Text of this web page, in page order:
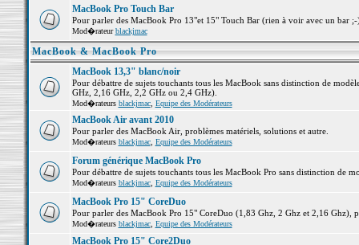
MacBook Pro Touch Bar
Pour parler des MacBook Pro 13"et 15" Touch Bar (rien à voir avec un bar
Mod�rateurblackjmac
MacBook & MacBook Pro
MacBook 13,3" blanc/noir
Pour débattre de sujets touchants tous les MacBook sans distinction de
GHz, 2,16 GHz, 2,2 GHz ou 2,4 GHz).
Mod�rateurs blackjmac, Equipe des Modérateurs
MacBook Air avant 2010
Pour parler des MacBook Air, problèmes matériels, solutions et autre.
Mod�rateurs blackjmac, Equipe des Modérateurs
Forum générique MacBook Pro
Pour débattre de sujets touchants tous les MacBook Pro sans distinction de
Mod�rateurs blackjmac, Equipe des Modérateurs
MacBook Pro 15" CoreDuo
Pour parler des MacBook Pro 15" CoreDuo (1,83 Ghz, 2 Ghz et 2,16 Ghz),
Mod�rateurs blackjmac, Equipe des Modérateurs
MacBook Pro 15" Core2Duo